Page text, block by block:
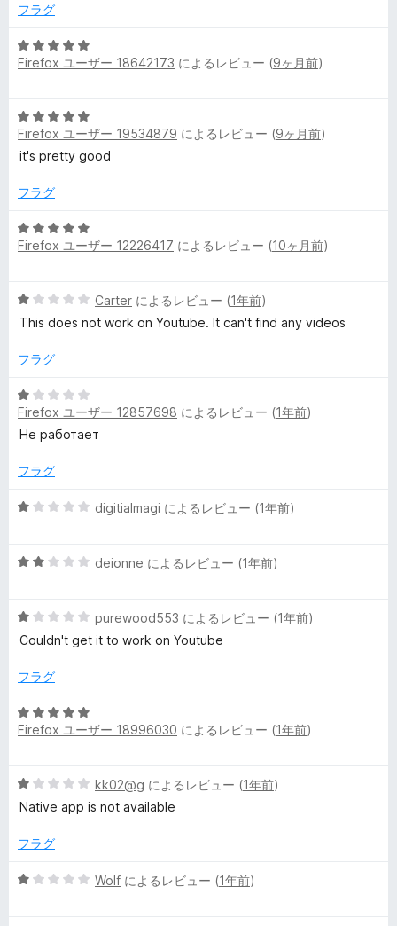
ュ
中
の
評
フラグ
5
段
5
の
評
Firefox ユーザー 18642173 によるレビュー (9ヶ月前)
5
段
階
5
評
価
Firefox ユーザー 19534879 によるレビュー (9ヶ月前)
it's pretty good
フラグ
5
段
5
の
価
Firefox ユーザー 12226417 によるレビュー (10ヶ月前)
5
段
中
の
評
価
Carter によるレビュー (1年前)
This does not work on Youtube. It can't find any videos
フラグ
5
段
階
1
評
Firefox ユーザー 12857698 によるレビュー (1年前)
Не работает
フラグ
5
中
評
価
digitialmagi によるレビュー (1年前)
5
中
2
評
deionne によるレビュー (1年前)
5
段
中
の
評
purewood553 によるレビュー (1年前)
Couldn't get it to work on Youtube
フラグ
5
段
5
の
価
Firefox ユーザー 18996030 によるレビュー (1年前)
5
段
中
の
kk02@g によるレビュー (1年前)
Native app is not available
フラグ
5
Wolf によるレビュー (1年前)